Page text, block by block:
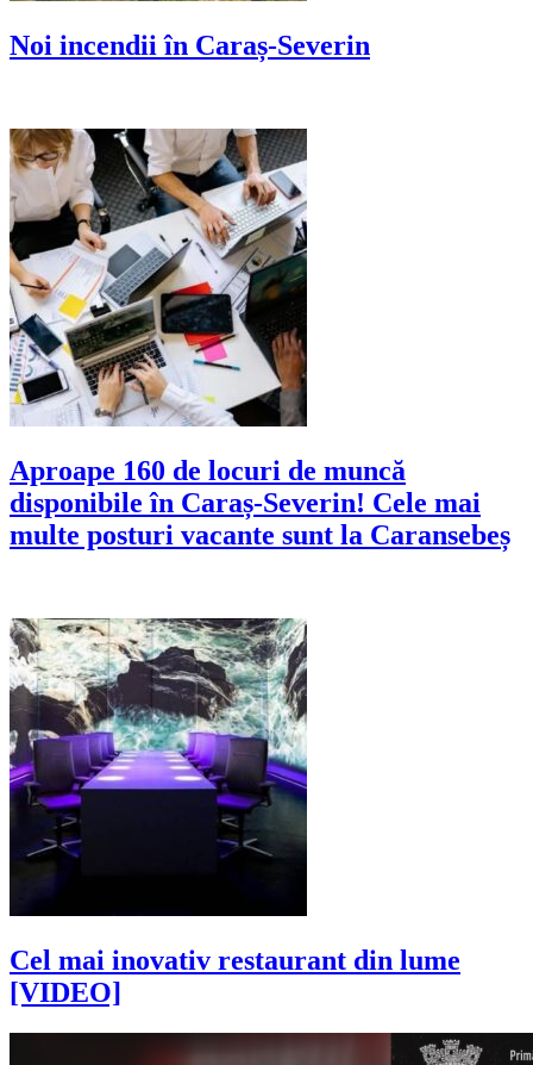
Noi incendii în Caraș-Severin
Aproape 160 de locuri de muncă
disponibile în Caraș-Severin! Cele mai
multe posturi vacante sunt la Caransebeș
Cel mai inovativ restaurant din lume
[VIDEO]